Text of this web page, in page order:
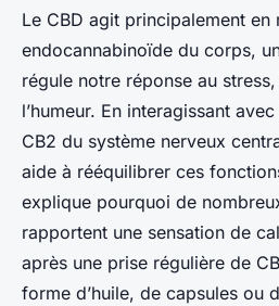
Le CBD agit principalement en
endocannabinoïde du corps,
régule notre réponse au
l’humeur. En interagissant
CB2 du système nerveux
aide à rééquilibrer ces
explique pourquoi de
rapportent une sensation de
après une prise régulière de
forme d’huile, de capsules ou